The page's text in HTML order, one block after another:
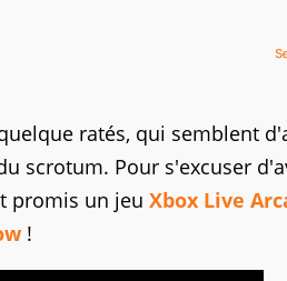
ratés, qui semblent
scrotum. Pour s'excuser
promis un jeu Xbox Live
!